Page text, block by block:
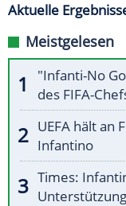
Aktuelle
Meistgelesen
"Infanti-No
des FIFA-
UEFA hält an
Infantino
Times:
Unterstützung